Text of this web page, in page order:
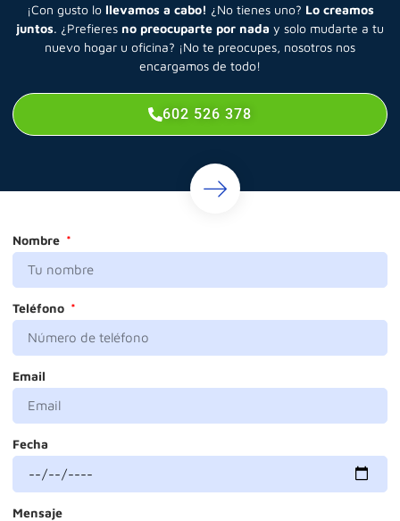
¡Con gusto lo llevamos a cabo! ¿No tienes uno? Lo creamos
juntos. ¿Prefieres no preocuparte por nada y solo mudarte a tu
nuevo hogar u oficina? ¡No te preocupes, nosotros nos
encargamos de todo!
602 526 378
Nombre
Teléfono
Email
Fecha
Mensaje